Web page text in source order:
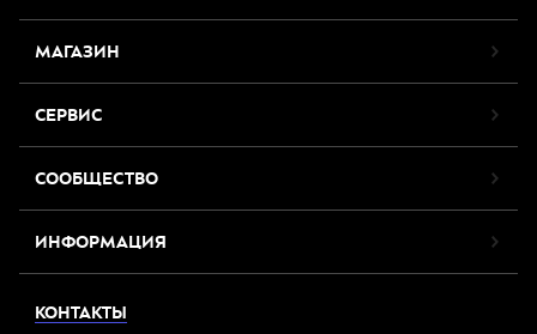
МАГАЗИН
СЕРВИС
СООБЩЕСТВО
ИНФОРМАЦИЯ
КОНТАКТЫ